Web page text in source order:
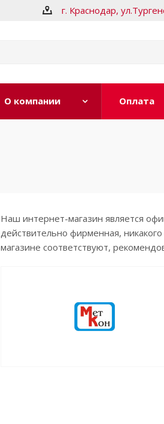
г. Краснодар,
О компании Оплата
Наш интернет-магазин является
действительно фирменная,
магазине соответствуют,